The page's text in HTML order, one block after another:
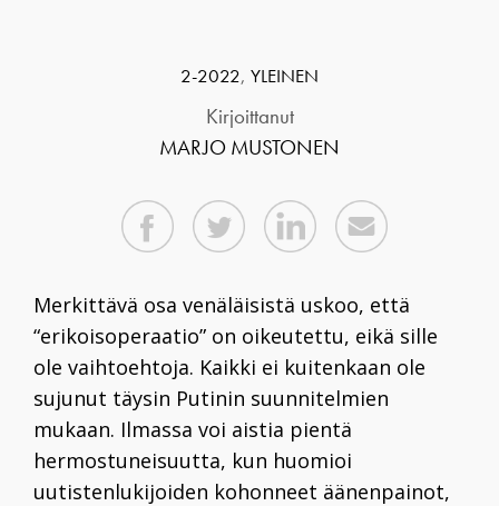
2-2022, YLEINEN
Kirjoittanut
MARJO MUSTONEN
Merkittävä osa venäläisistä uskoo, että
“erikoisoperaatio” on oikeutettu, eikä sille
ole vaihtoehtoja. Kaikki ei kuitenkaan ole
sujunut täysin Putinin suunnitelmien
mukaan. Ilmassa voi aistia pientä
hermostuneisuutta, kun huomioi
uutistenlukijoiden kohonneet äänenpainot,